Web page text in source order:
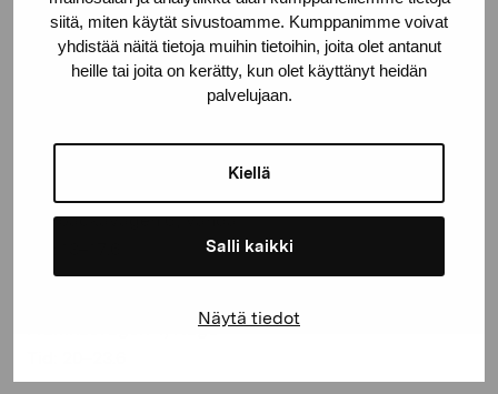
siitä, miten käytät sivustoamme. Kumppanimme voivat
yhdistää näitä tietoja muihin tietoihin, joita olet antanut
heille tai joita on kerätty, kun olet käyttänyt heidän
palvelujaan.
Kiellä
Salli kaikki
Näytä tiedot
Läger 1: Österstjernan hallen
Tid: 6–10.6
Myrbackavägen 6, Vanda
Framnäsvägen 4, Nagu